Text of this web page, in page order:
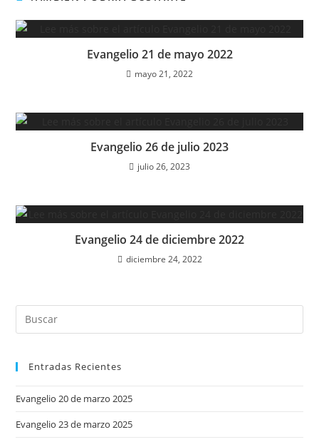
Evangelio 21 de mayo 2022
mayo 21, 2022
Evangelio 26 de julio 2023
julio 26, 2023
Evangelio 24 de diciembre 2022
diciembre 24, 2022
Entradas Recientes
Evangelio 20 de marzo 2025
Evangelio 23 de marzo 2025